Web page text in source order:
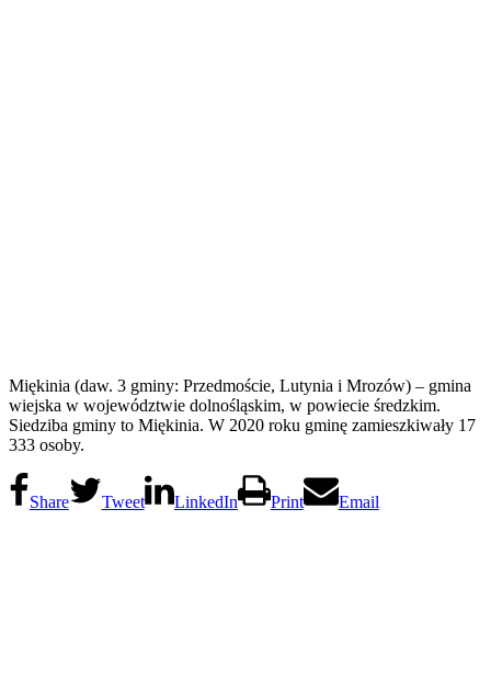
Miękinia (daw. 3 gminy: Przedmoście, Lutynia i Mrozów) – gmina
wiejska w województwie dolnośląskim, w powiecie średzkim.
Siedziba gminy to Miękinia. W 2020 roku gminę zamieszkiwały 17
333 osoby.
Share Tweet LinkedIn Print Email